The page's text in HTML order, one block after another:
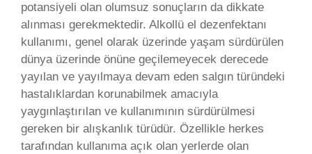
potansiyeli olan olumsuz sonuçların da dikkate
alınması gerekmektedir. Alkollü el dezenfektanı
kullanımı, genel olarak üzerinde yaşam sürdürülen
dünya üzerinde önüne geçilemeyecek derecede
yayılan ve yayılmaya devam eden salgın türündeki
hastalıklardan korunabilmek amacıyla
yaygınlaştırılan ve kullanımının sürdürülmesi
gereken bir alışkanlık türüdür. Özellikle herkes
tarafından kullanıma açık olan yerlerde olan